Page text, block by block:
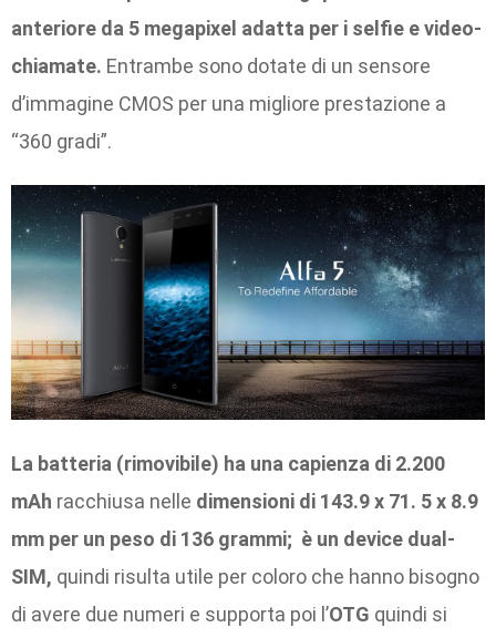
anteriore da 5 megapixel adatta per i selfie e video-
chiamate. Entrambe sono dotate di un sensore
d’immagine CMOS per una migliore prestazione a
“360 gradi”.
La batteria (rimovibile) ha una capienza di 2.200
mAh racchiusa nelle dimensioni di 143.9 x 71. 5 x 8.9
mm per un peso di 136 grammi; è un device dual-
SIM, quindi risulta utile per coloro che hanno bisogno
di avere due numeri e supporta poi l’OTG quindi si